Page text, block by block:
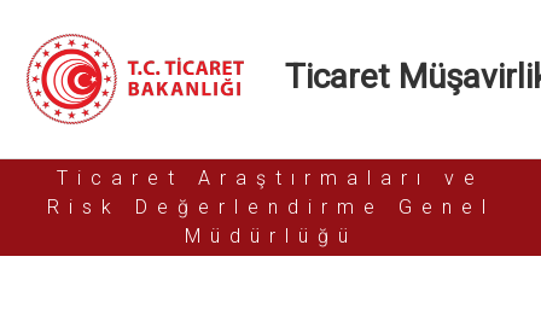
Ticaret
Ticaret Araştırmaları ve
Risk Değerlendirme Genel
Müdürlüğü